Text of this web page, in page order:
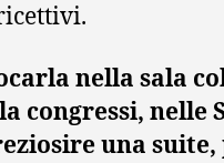
nella sala
congressi, nelle
una